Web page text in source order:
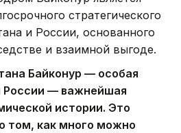
стратегического
и России, основанного
и взаимной выгоде.
Байконур — особая
России — важнейшая
истории. Это
том, как много можно